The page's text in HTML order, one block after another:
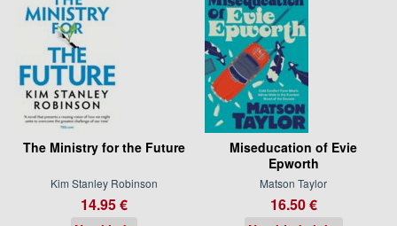
The Ministry for the Future
Kim Stanley Robinson
14.95 €
Miseducation of Evie
Epworth
Matson Taylor
16.50 €